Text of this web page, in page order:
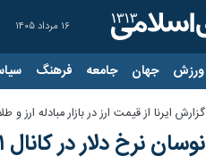
۱۶ مرداد ۱۴۰۵
ورزش جهان جامعه فرهنگ
گزارش ایرنا از قیمت ارز در بازار مبادله ارز و طلای ایران
نوسان نرخ دلار در کانال ۴۱ هزار تومان/ ‏کاهش قیمت ادامه دارد